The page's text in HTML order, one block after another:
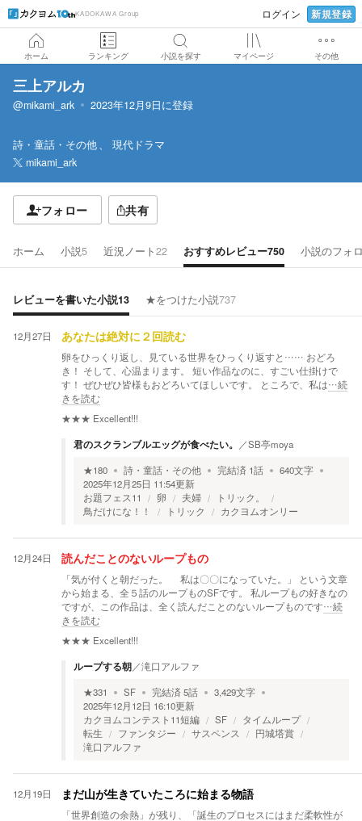
KADOKAWA Group ログイン 新規登録
ホーム ランキング 小説を探す マイページ その他
三上アルカ
@mikami_ark 2023年12月9日に登録
詩・童話・その他
現代ドラマ
mikami_ark
フォロー 共有
ホーム 小説5 近況ノート22 おすすめレビュー750 小説のフォ
レビューを書いた小説13 ★をつけた小説737
12月27日 あなたは絶対に２回読む
卵をひっくり返し、見ている世界をひっくり返すと…… おどろ
き！ そして、心温まります。 短い作品なのに、すごい仕掛けで
す！ ぜひぜひ皆様もおどろいてほしいです。 ところで、私は…続
きを読む
★★★ Excellent!!!
君のスクランブルエッグが食べたい。 ／SB亭moya
★180 詩・童話・その他 完結済 1話 640文字
2025年12月25日 11:54更新
お題フェス11
卵 夫婦
トリック。
鳥だけにな！！
トリック カクヨムオンリー
12月24日 読んだことのないループもの
「気が付くと朝だった。 私は〇〇になっていた。」 という文章
から始まる、全５話のループものSFです。 私ループもの好きなの
ですが、この作品は、全く読んだことのないループものです…続
きを読む
★★★ Excellent!!!
ループする朝／滝口アルファ
★331 SF 完結済5話 3,429文字
2025年12月12日 16:10更新
カクヨムコンテスト11短編
SF
タイムループ
転生
ファンタジー サスペンス
円城塔賞
滝口アルファ
12月19日 まだ山が生きていたころに始まる物語
「世界創造の余熱」が残り、「誕生のプロセスにはまだ柔軟性が